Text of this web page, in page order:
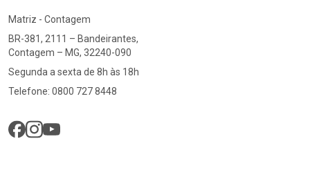
Matriz - Contagem
BR-381, 2111 – Bandeirantes,
Contagem – MG, 32240-090
Segunda a sexta de 8h às 18h
Telefone: 0800 727 8448